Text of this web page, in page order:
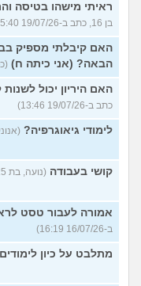
ראיתי מישהו בטיסה
בן 16, כתב ב-19/07/26 15:40)
האם קיבלתי מספיק
הבאה? (אני כיתה ח) (כפיר,
האם היריון יכול
כתב ב-19/07/26 13:46)
לימודי גיאוגרפיה? (אנונימית, בת
קושי בעבודה (נועה, בת 25, כתבה ב-16/07/26 16:28)
אמורה לעבור טסט
ב-16/07/26 16:19)
מתלבט על כיון לימודים